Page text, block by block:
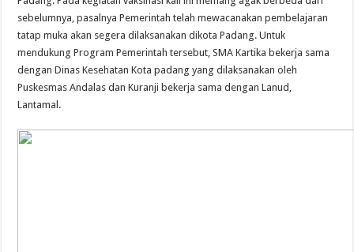
sebelumnya, pasalnya Pemerintah telah mewacanakan pembelajaran
tatap muka akan segera dilaksanakan dikota Padang. Untuk
mendukung Program Pemerintah tersebut, SMA Kartika bekerja sama
dengan Dinas Kesehatan Kota padang yang dilaksanakan oleh
Puskesmas Andalas dan Kuranji bekerja sama dengan Lanud,
Lantamal.